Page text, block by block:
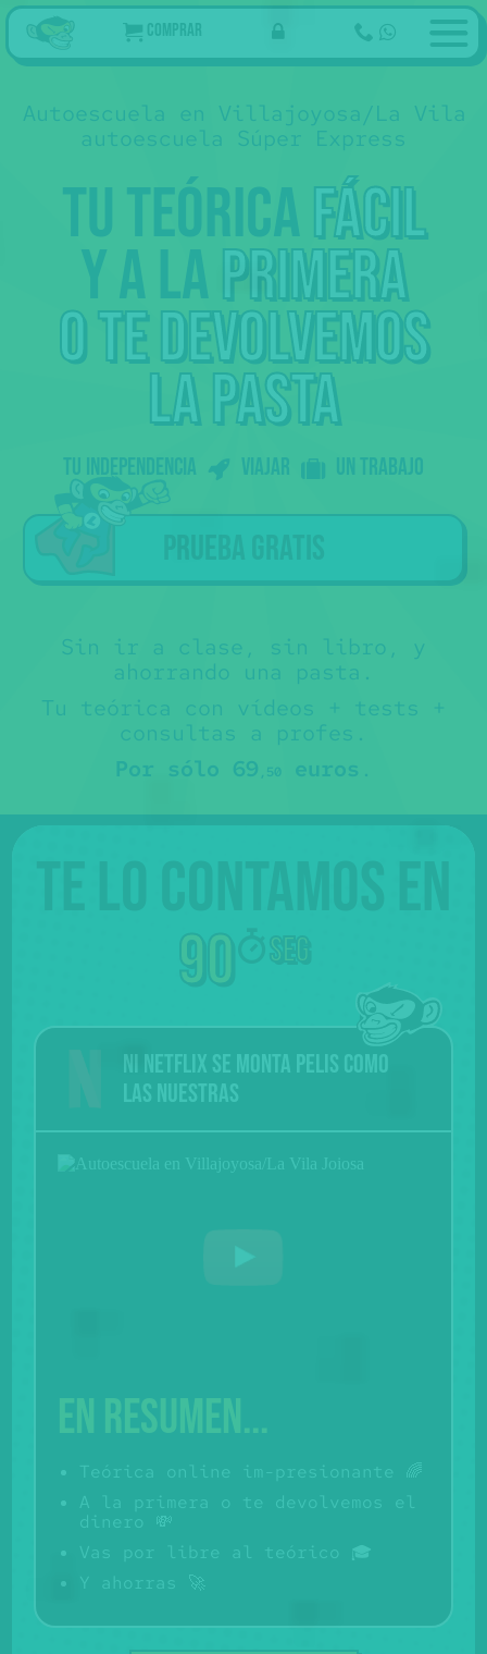
Comprar
Autoescuela en Villajoyosa/La Vila
autoescuela Súper Express
Tu teórica fácil
y a la primera
o te devolvemos
la pasta
Tu independencia Viajar un trabajo
Sin ir a clase, sin libro, y
ahorrando una pasta.
Tu teórica con vídeos + tests +
consultas a profes.
Por sólo 69 ,50
Ni Netflix se monta pelis como
las nuestras
En resumen...
Teórica online im-presionante 🌈
A la primera o te devolvemos el
dinero 💸
Vas por libre al teórico 🎓
Y ahorras 🚀
90
seg